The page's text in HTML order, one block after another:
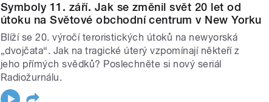
Symboly 11. září. Jak se změnil svět 20 let od
útoku na Světové obchodní centrum v New Yorku
Blíží se 20. výročí teroristických útoků na newyorská
„dvojčata“. Jak na tragické úterý vzpomínají někteří z
jeho přímých svědků? Poslechněte si nový seriál
Radiožurnálu.